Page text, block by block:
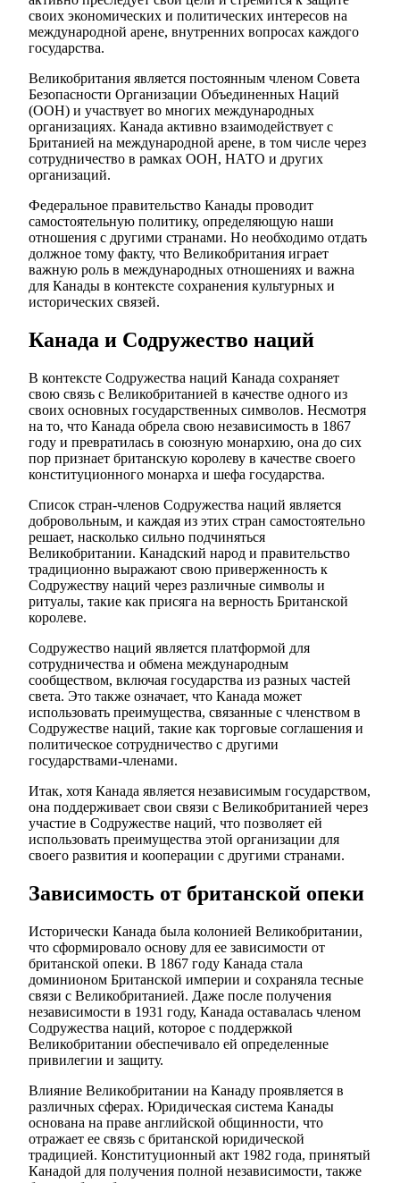
своих экономических и политических интересов на
международной арене, внутренних вопросах каждого
государства.
Великобритания является постоянным членом Совета
Безопасности Организации Объединенных Наций
(ООН) и участвует во многих международных
организациях. Канада активно взаимодействует с
Британией на международной арене, в том числе через
сотрудничество в рамках ООН, НАТО и других
организаций.
Федеральное правительство Канады проводит
самостоятельную политику, определяющую наши
отношения с другими странами. Но необходимо отдать
должное тому факту, что Великобритания играет
важную роль в международных отношениях и важна
для Канады в контексте сохранения культурных и
исторических связей.
Канада и Содружество наций
В контексте Содружества наций Канада сохраняет
свою связь с Великобританией в качестве одного из
своих основных государственных символов. Несмотря
на то, что Канада обрела свою независимость в 1867
году и превратилась в союзную монархию, она до сих
пор признает британскую королеву в качестве своего
конституционного монарха и шефа государства.
Список стран-членов Содружества наций является
добровольным, и каждая из этих стран самостоятельно
решает, насколько сильно подчиняться
Великобритании. Канадский народ и правительство
традиционно выражают свою приверженность к
Содружеству наций через различные символы и
ритуалы, такие как присяга на верность Британской
королеве.
Содружество наций является платформой для
сотрудничества и обмена международным
сообществом, включая государства из разных частей
света. Это также означает, что Канада может
использовать преимущества, связанные с членством в
Содружестве наций, такие как торговые соглашения и
политическое сотрудничество с другими
государствами-членами.
Итак, хотя Канада является независимым государством,
она поддерживает свои связи с Великобританией через
участие в Содружестве наций, что позволяет ей
использовать преимущества этой организации для
своего развития и кооперации с другими странами.
Зависимость от британской опеки
Исторически Канада была колонией Великобритании,
что сформировало основу для ее зависимости от
британской опеки. В 1867 году Канада стала
доминионом Британской империи и сохраняла тесные
связи с Великобританией. Даже после получения
независимости в 1931 году, Канада оставалась членом
Содружества наций, которое с поддержкой
Великобритании обеспечивало ей определенные
привилегии и защиту.
Влияние Великобритании на Канаду проявляется в
различных сферах. Юридическая система Канады
основана на праве английской общинности, что
отражает ее связь с британской юридической
традицией. Конституционный акт 1982 года, принятый
Канадой для получения полной независимости, также